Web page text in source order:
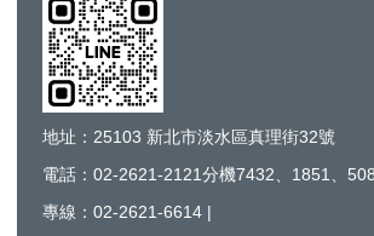
地址：25103 新北市淡水區真理街32號
電話：02-2621-2121分機7432、1851、
專線：02-2621-6614 |